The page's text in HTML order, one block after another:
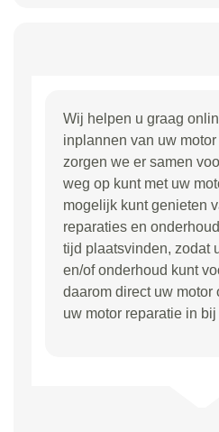
Wij helpen u graag
inplannen van uw
zorgen we er samen
weg op kunt met uw
mogelijk kunt genieten
reparaties en
tijd plaatsvinden, zodat
en/of onderhoud kunt
daarom direct uw motor
uw motor reparatie in